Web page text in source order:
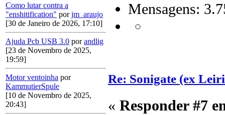
Como lutar contra a
"enshitification" porjm_araujo
[30 de Janeiro de 2026, 17:10]
Ajuda Pcb USB 3.0 porandlig
[23 de Novembro de 2025,
19:59]
Motor ventoinha por
KammutierSpule
[10 de Novembro de 2025,
20:43]
Mensagens:
Re: Sonigate (ex
« Responder #7